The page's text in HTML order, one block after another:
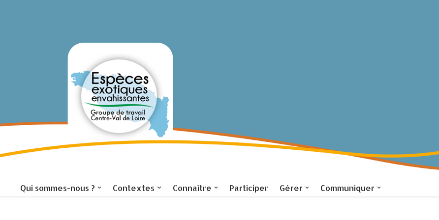
Accueil
Qui sommes-nous ? Contextes Connaître Participer Gérer Communiquer